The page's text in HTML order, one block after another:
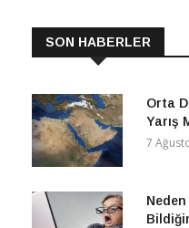
SON HABERLER
Orta
Yarış
7